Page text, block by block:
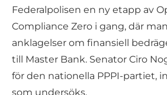
Federalpolisen en ny etapp av
Compliance Zero i gang, där
anklagelser om finansiell
till Master Bank. Senator Ciro
för den nationella PPPI-partiet,
som undersöks.